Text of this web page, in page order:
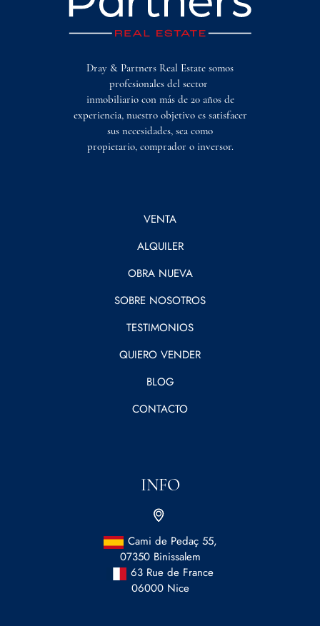
Dray & Partners Real Estate somos
profesionales del sector
inmobiliario con más de 20 años de
experiencia, nuestro objetivo es satisfacer
sus necesidades, sea como
propietario, comprador o inversor.
VENTA
ALQUILER
OBRA NUEVA
SOBRE NOSOTROS
TESTIMONIOS
QUIERO VENDER
BLOG
CONTACTO
INFO
Cami de Pedaç 55,
07350 Binissalem
63 Rue de France
06000 Nice